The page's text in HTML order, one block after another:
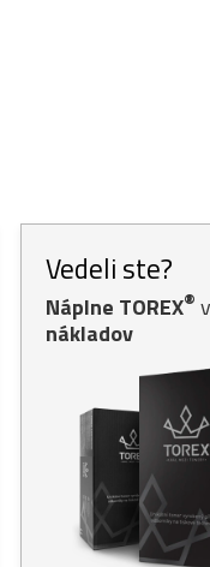
Vedeli ste?
Náplne TOREX®
nákladov